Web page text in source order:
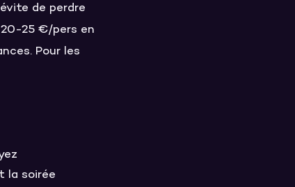
de perdre
20-25 €/pers en
Pour les
la soirée